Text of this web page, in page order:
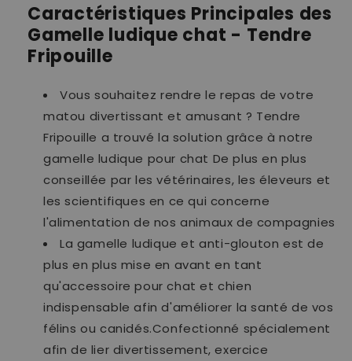
Caractéristiques Principales des
Gamelle ludique chat - Tendre
Fripouille
Vous souhaitez rendre le repas de votre
matou divertissant et amusant ? Tendre
Fripouille a trouvé la solution grâce à notre
gamelle ludique pour chat De plus en plus
conseillée par les vétérinaires, les éleveurs et
les scientifiques en ce qui concerne
l'alimentation de nos animaux de compagnies
La gamelle ludique et anti-glouton est de
plus en plus mise en avant en tant
qu'accessoire pour chat et chien
indispensable afin d'améliorer la santé de vos
félins ou canidés.Confectionné spécialement
afin de lier divertissement, exercice